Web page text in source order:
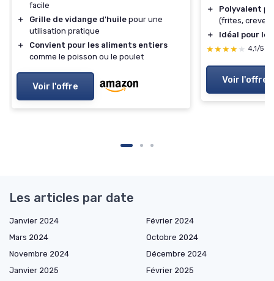
facile
＋
Grille de vidange d'huile pour une
utilisation pratique
＋
Convient pour les aliments entiers
comme le poisson ou le poulet
Voir l'offre
＋
Polyvalent
(frites,
＋
Idéal pour
★★★★★
★★★★★ 4,1/5
Voir l'offre
Les articles par date
Janvier 2024
Février 2024
Mars 2024
Octobre 2024
Novembre 2024
Décembre 2024
Janvier 2025
Février 2025